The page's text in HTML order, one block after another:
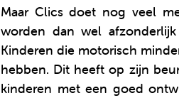
Maar Clics doet nog veel
worden dan wel
Kinderen die motorisch
hebben. Dit heeft op zijn
kinderen met een goed